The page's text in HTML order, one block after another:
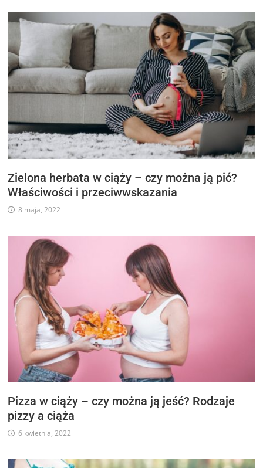
Zielona herbata w ciąży – czy można ją pić?
Właściwości i przeciwwskazania
8 maja, 2022
Pizza w ciąży – czy można ją jeść? Rodzaje
pizzy a ciąża
6 kwietnia, 2022